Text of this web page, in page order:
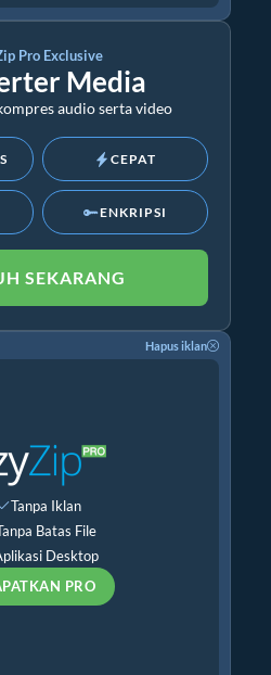
Pro Exclusive
Media
audio serta video
CEPAT
ENKRIPSI
SEKARANG
Hapus iklan
Tanpa Iklan
Batas File
Desktop
PRO